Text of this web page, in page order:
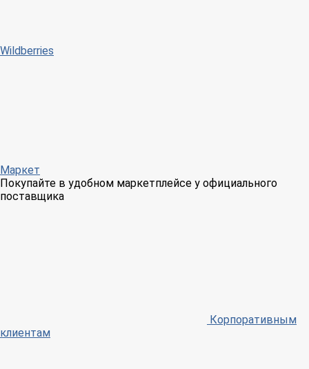
Wildberries
Маркет
Покупайте в удобном маркетплейсе у официального
поставщика
Корпоративным
клиентам